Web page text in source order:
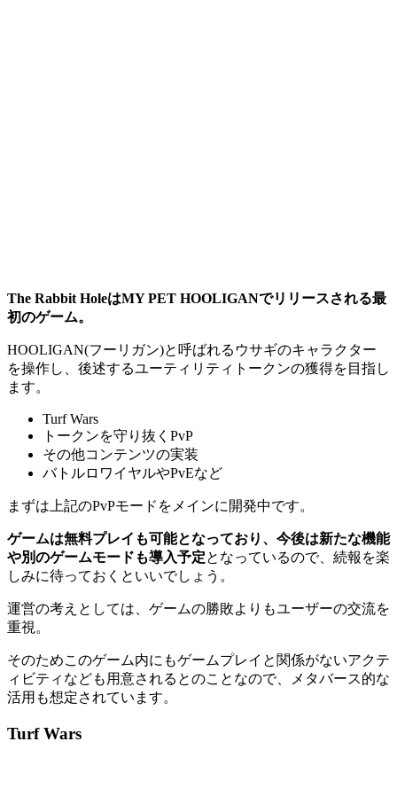
The Rabbit HoleはMY PET HOOLIGANでリリースされる最
初のゲーム。
HOOLIGAN(フーリガン)と呼ばれるウサギのキャラクター
を操作し、後述するユーティリティトークンの獲得を目指し
ます。
Turf Wars
トークンを守り抜くPvP
その他コンテンツの実装
バトルロワイヤルやPvEなど
まずは上記のPvPモードをメインに開発中です。
ゲームは無料プレイも可能となっており、今後は新たな機能
や別のゲームモードも導入予定となっているので、続報を楽
しみに待っておくといいでしょう。
運営の考えとしては、ゲームの勝敗よりもユーザーの交流を
重視。
そのためこのゲーム内にもゲームプレイと関係がないアクテ
ィビティなども用意されるとのことなので、メタバース的な
活用も想定されています。
Turf Wars